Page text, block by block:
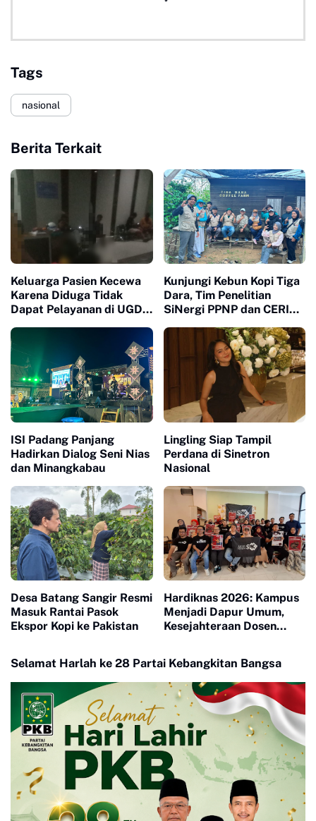
Tags
nasional
Berita Terkait
Keluarga Pasien Kecewa
Karena Diduga Tidak
Dapat Pelayanan di UGD
Kunjungi Kebun Kopi Tiga
Dara, Tim Penelitian
SiNergi PPNP dan CERI
dalam Industri Kopi
Indonesia
ISI Padang Panjang
Hadirkan Dialog Seni Nias
dan Minangkabau
Lingling Siap Tampil
Perdana di Sinetron
Nasional
Desa Batang Sangir Resmi
Masuk Rantai Pasok
Ekspor Kopi ke Pakistan
Hardiknas 2026: Kampus
Menjadi Dapur Umum,
Kesejahteraan Dosen
Selamat Harlah ke 28 Partai Kebangkitan Bangsa